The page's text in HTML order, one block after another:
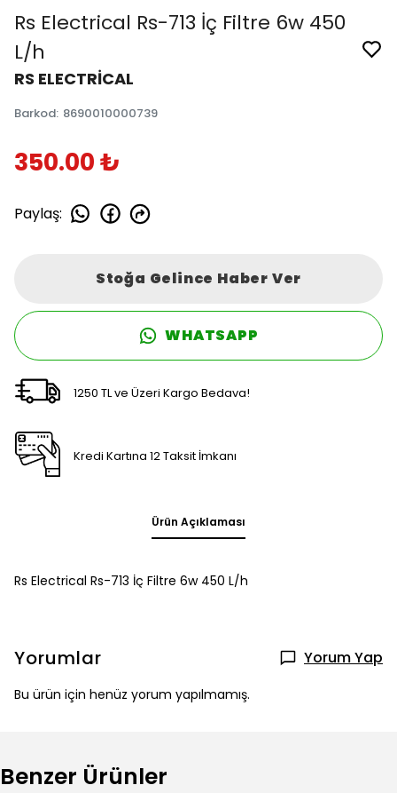
Rs Electrical Rs-713 İç Filtre 6w 450
L/h
RS ELECTRİCAL
Barkod: 8690010000739
350.00 ₺
Paylaş:
Stoğa Gelince Haber Ver
WHATSAPP
1250 TL ve Üzeri Kargo Bedava!
Kredi Kartına 12 Taksit İmkanı
Ürün Açıklaması
Rs Electrical Rs-713 İç Filtre 6w 450 L/h
Yorumlar Yorum Yap
Bu ürün için henüz yorum yapılmamış.
Benzer Ürünler